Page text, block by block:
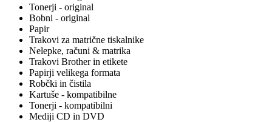
Tonerji - original
Bobni - original
Papir
Trakovi za matrične tiskalnike
Nelepke, računi & matrika
Trakovi Brother in etikete
Papirji velikega formata
Robčki in čistila
Kartuše - kompatibilne
Tonerji - kompatibilni
Mediji CD in DVD